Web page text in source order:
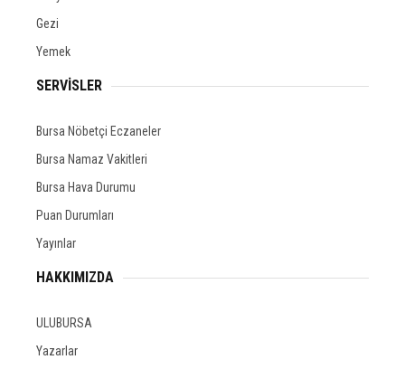
Gezi
Yemek
SERVİSLER
Bursa Nöbetçi Eczaneler
Bursa Namaz Vakitleri
Bursa Hava Durumu
Puan Durumları
Yayınlar
HAKKIMIZDA
ULUBURSA
Yazarlar